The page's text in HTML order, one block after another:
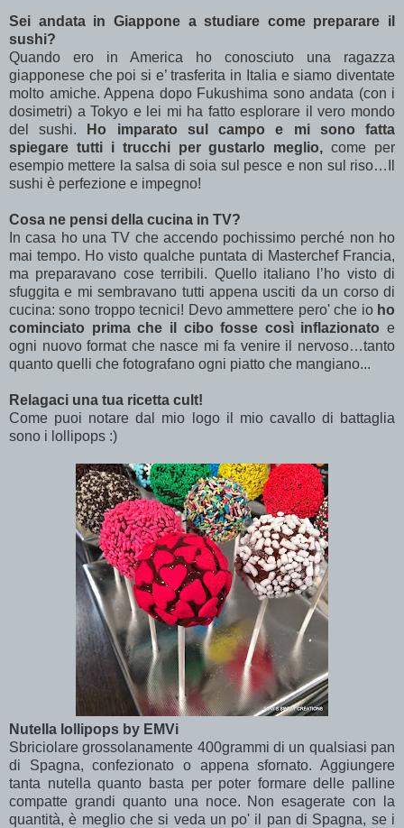
Sei andata in Giappone a studiare come preparare il
sushi?
Quando ero in America ho conosciuto una ragazza
giapponese che poi si e’ trasferita in Italia e siamo diventate
molto amiche. Appena dopo Fukushima sono andata (con i
dosimetri) a Tokyo e lei mi ha fatto esplorare il vero mondo
del sushi.
Ho imparato sul campo e mi sono fatta
spiegare tutti i trucchi per gustarlo meglio,come per
esempio mettere la salsa di soia sul pesce e non sul riso…Il
sushi è perfezione e impegno!
Cosa ne pensi della cucina in TV?
In casa ho una TV che accendo pochissimo perché non ho
mai tempo. Ho visto qualche puntata di Masterchef Francia,
ma preparavano cose terribili. Quello italiano l’ho visto di
sfuggita e mi sembravano tutti appena usciti da un corso di
cucina: sono troppo tecnici! Devo ammettere pero' che io ho
cominciato prima che il cibo fosse così inflazionato e
ogni nuovo format che nasce mi fa venire il nervoso…tanto
quanto quelli che fotografano ogni piatto che mangiano...
Relagaci una tua ricetta cult!
Come puoi notare dal mio logo il mio cavallo di battaglia
sono i lollipops :)
Nutella lollipops by EMVi
Sbriciolare grossolanamente 400grammi di un qualsiasi pan
di Spagna, confezionato o appena sfornato. Aggiungere
tanta nutella quanto basta per poter formare delle palline
compatte grandi quanto una noce. Non esagerate con la
quantità, è meglio che si veda un po' il pan di Spagna, se i